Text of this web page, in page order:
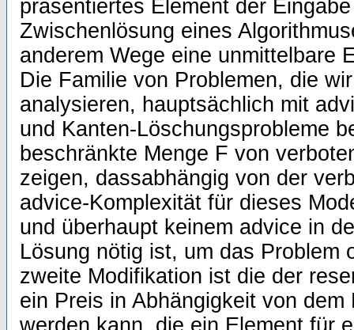
präsentiertes Element der
Zwischenlösung eines
anderem Wege eine unmittelbare
Die Familie von Problemen, die
analysieren, hauptsächlich mit
und Kanten-Löschungsprobleme
beschränkte Menge F von
zeigen, dassabhängig von der
advice-Komplexität für dieses
und überhaupt keinem advice in
Lösung nötig ist, um das Problem
zweite Modifikation ist die der
ein Preis in Abhängigkeit von